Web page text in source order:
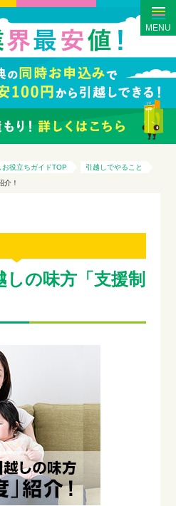
MENU
お役立ちガイドTOP
引越しでやること
介！
の味方「支援制